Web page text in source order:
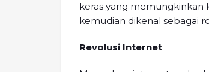
keras yang memungkinkan
kemudian dikenal sebagai
Revolusi Internet